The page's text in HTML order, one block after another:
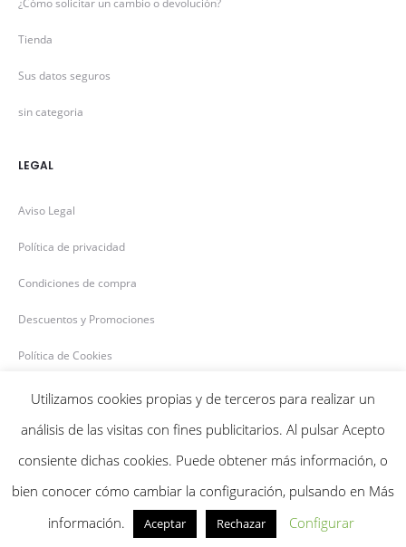
¿Cómo solicitar un cambio o devolución?
Tienda
Sus datos seguros
sin categoria
LEGAL
Aviso Legal
Política de privacidad
Condiciones de compra
Descuentos y Promociones
Política de Cookies
Bensiflor © 2020
F
c
I
n
s
Utilizamos cookies propias y de terceros para realizar un
análisis de las visitas con fines publicitarios. Al pulsar Acepto
consiente dichas cookies. Puede obtener más información, o
bien conocer cómo cambiar la configuración, pulsando en Más
información.
Aceptar Rechazar Configurar